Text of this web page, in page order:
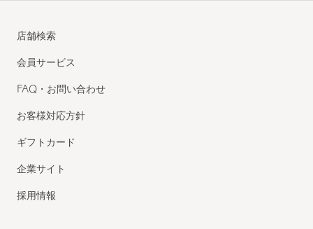
店舗検索
会員サービス
FAQ・お問い合わせ
お客様対応方針
ギフトカード
企業サイト
採用情報